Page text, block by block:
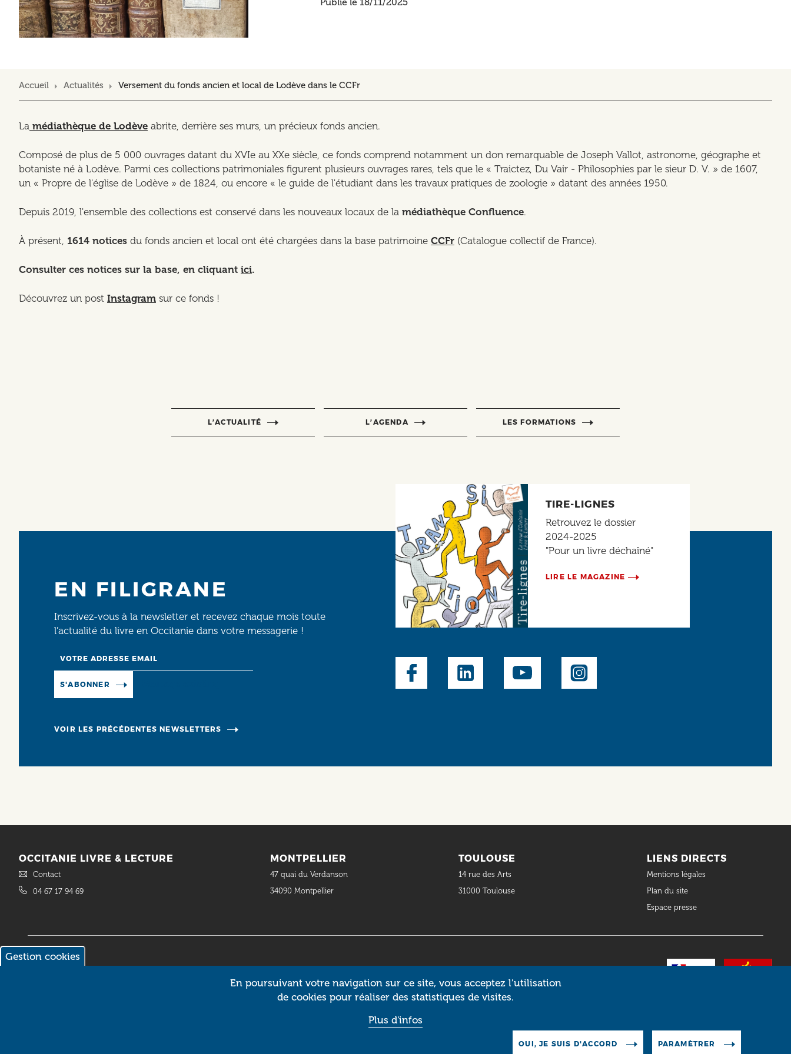
Publié le 18/11/2025
Accueil Actualités Versement du fonds ancien et local de Lodève dans le CCFr
La médiathèque de Lodève abrite, derrière ses murs, un précieux fonds ancien.
Composé de plus de 5 000 ouvrages datant du XVIe au XXe siècle, ce fonds comprend notamment un don remarquable de Joseph Vallot, astronome, géographe et
botaniste né à Lodève. Parmi ces collections patrimoniales figurent plusieurs ouvrages rares, tels que le « Traictez, Du Vair - Philosophies par le sieur D. V. » de 1607,
un « Propre de l'église de Lodève » de 1824, ou encore « le guide de l'étudiant dans les travaux pratiques de zoologie » datant des années 1950.
Depuis 2019, l'ensemble des collections est conservé dans les nouveaux locaux de la médiathèque Confluence.
À présent, 1614 notices du fonds ancien et local ont été chargées dans la base patrimoine CCFr (Catalogue collectif de France).
Consulter ces notices sur la base, en cliquant ici.
Découvrez un post Instagram sur ce fonds !
L’ACTUALITÉ L’AGENDA LES FORMATIONS
EN FILIGRANE
Inscrivez-vous à la newsletter et recevez chaque mois toute
l’actualité du livre en Occitanie dans votre messagerie !
S'ABONNER
VOIR LES PRÉCÉDENTES NEWSLETTERS
TIRE-LIGNES
Retrouvez le dossier
2024-2025
"Pour un livre déchaîné"
LIRE LE MAGAZINE
Social
OCCITANIE LIVRE & LECTURE
Contact
04 67 17 94 69
MONTPELLIER
47 quai du Verdanson
34090 Montpellier
TOULOUSE
14 rue des Arts
31000 Toulouse
LIENS DIRECTS
Mentions légales
Plan du site
Espace presse
Intuitiv Interactive
Gestion cookies
En poursuivant votre navigation sur ce site, vous acceptez l’utilisation
de cookies pour réaliser des statistiques de visites.
Plus d'infos
OUI, JE SUIS D'ACCORD PARAMÈTRER